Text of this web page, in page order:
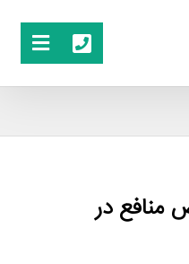
منافع در